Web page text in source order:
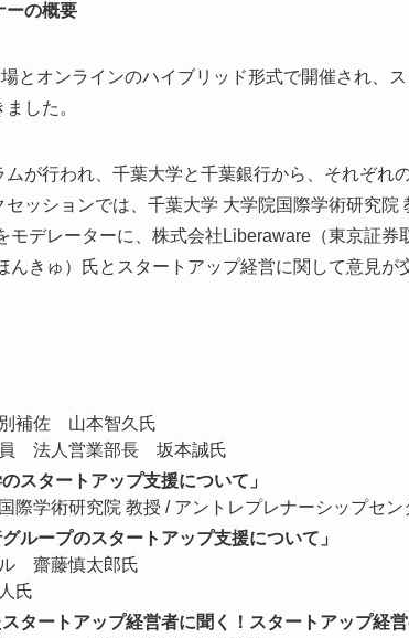
ーの概要
とオンラインのハイブリッド形式で開催され、
した。
ムが行われ、千葉大学と千葉銀行から、それぞれ
セッションでは、千葉大学 大学院国際学術研究
モデレーターに、株式会社Liberaware（東京証券
んきゅ）氏とスタートアップ経営に関して意見が
補佐 山本智久氏
法人営業部長 坂本誠氏
スタートアップ支援について」
際学術研究院 教授 / アントレプレナーシップセ
ループのスタートアップ支援について」
齋藤慎太郎氏
氏
タートアップ経営者に聞く！スタートアップ経営